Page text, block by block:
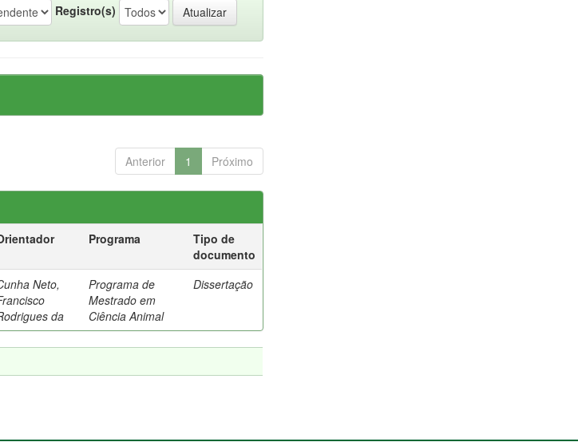
Registro(s)
Anterior 1 Próximo
Programa
Tipo de
documento
Neto,
da
Programa de
Mestrado em
Ciência Animal
Dissertação